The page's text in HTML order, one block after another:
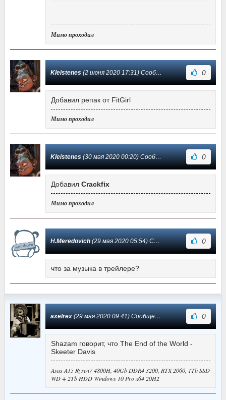
Мимо проходил
Kleistenes(2 июня 2020 17:31) Сообщение #3 0
Добавил репак от FitGirl
Мимо проходил
Kleistenes(30 мая 2020 00:20) Сообщение #2 0
Добавил Crackfix
Мимо проходил
H.Meredovich(29 мая 2020 05:54) Сообщение #1 0
что за музыка в трейлере?
axelrex(29 мая 2020 09:41) Сообщение #0 0
Shazam говорит, что The End of the World -
Skeeter Davis
Asus A15 Ryzen7 4800H, 40Gb DDR4 3200, RTX 2060, 1Tb SSD
WD + 2Tb HDD Windows 10 Pro x64 20H2